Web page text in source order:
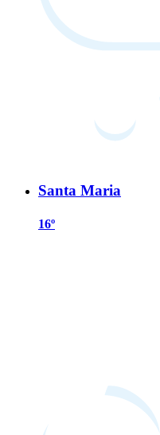
Santa Maria
16º